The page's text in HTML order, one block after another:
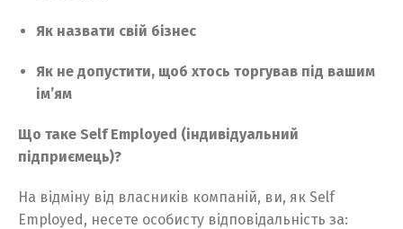
Як назвати свій бізнес
Як не допустити, щоб хтось торгував під вашим
ім’ям
Що таке Self Employed (індивідуальний
підприємець)?
На відміну від власників компаній, ви, як Self
Employed, несете особисту відповідальність за: